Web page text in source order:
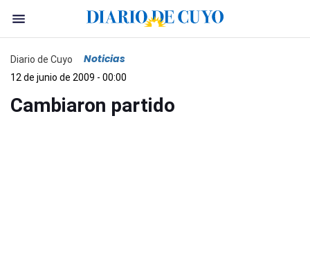
Diario de Cuyo Noticias
12 de junio de 2009 - 00:00
Cambiaron partido